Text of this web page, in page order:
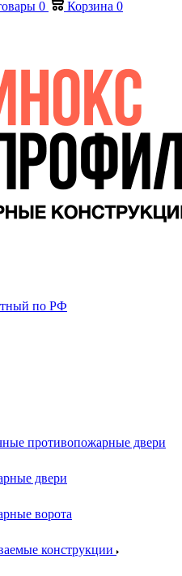
0 Корзина 0
по РФ
противопожарные двери
двери
ворота
конструкции